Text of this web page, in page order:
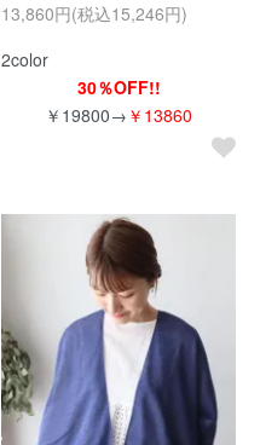
13,860円(税込15,246円)
2color
30％OFF!!
￥19800→ ￥13860